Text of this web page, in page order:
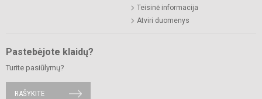
Teisinė informacija
Atviri duomenys
Pastebėjote klaidų?
Turite pasiūlymų?
RAŠYKITE